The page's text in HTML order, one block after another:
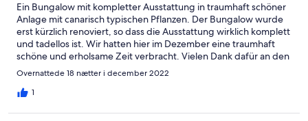
Ein Bungalow mit kompletter Ausstattung in traumhaft schöner
Anlage mit canarisch typischen Pflanzen. Der Bungalow wurde
erst kürzlich renoviert, so dass die Ausstattung wirklich komplett
und tadellos ist. Wir hatten hier im Dezember eine traumhaft
schöne und erholsame Zeit verbracht. Vielen Dank dafür an den
Gastgeber, wir kommen sicherlich gerne wieder. Gruß Marina &
Overnattede 18 nætter i december 2022
1